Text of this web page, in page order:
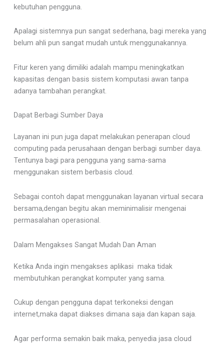
kebutuhan pengguna.
Apalagi sistemnya pun sangat sederhana, bagi mereka yang
belum ahli pun sangat mudah untuk menggunakannya.
Fitur keren yang dimiliki adalah mampu meningkatkan
kapasitas dengan basis sistem komputasi awan tanpa
adanya tambahan perangkat.
Dapat Berbagi Sumber Daya
Layanan ini pun juga dapat melakukan penerapan cloud
computing pada perusahaan dengan berbagi sumber daya.
Tentunya bagi para pengguna yang sama-sama
menggunakan sistem berbasis cloud.
Sebagai contoh dapat menggunakan layanan virtual secara
bersama,dengan begitu akan meminimalisir mengenai
permasalahan operasional.
Dalam Mengakses Sangat Mudah Dan Aman
Ketika Anda ingin mengakses aplikasi maka tidak
membutuhkan perangkat komputer yang sama.
Cukup dengan pengguna dapat terkoneksi dengan
internet,maka dapat diakses dimana saja dan kapan saja.
Agar performa semakin baik maka, penyedia jasa cloud